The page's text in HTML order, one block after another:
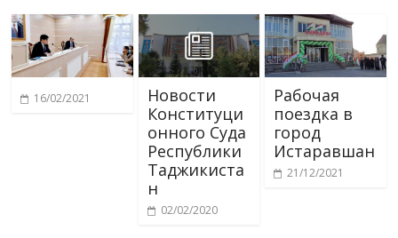
16/02/2021
Новости
Конституци
онного Суда
Республики
Таджикиста
н
02/02/2020
Рабочая
поездка в
город
Истаравшан
21/12/2021